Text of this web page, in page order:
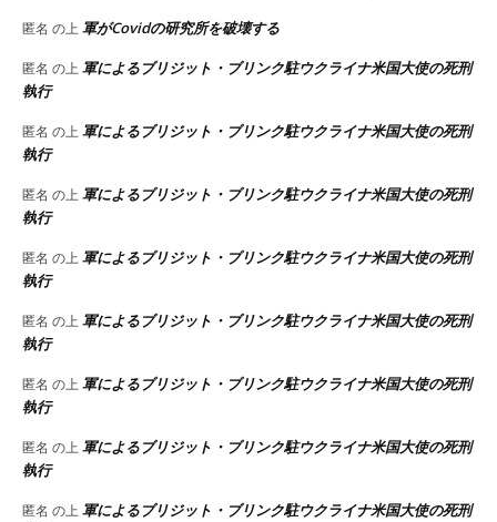
匿名 の上軍がCovidの研究所を破壊する
匿名 の上軍によるブリジット・ブリンク駐ウクライナ米国大使の死刑
執行
匿名 の上軍によるブリジット・ブリンク駐ウクライナ米国大使の死刑
執行
匿名 の上軍によるブリジット・ブリンク駐ウクライナ米国大使の死刑
執行
匿名 の上軍によるブリジット・ブリンク駐ウクライナ米国大使の死刑
執行
匿名 の上軍によるブリジット・ブリンク駐ウクライナ米国大使の死刑
執行
匿名 の上軍によるブリジット・ブリンク駐ウクライナ米国大使の死刑
執行
匿名 の上軍によるブリジット・ブリンク駐ウクライナ米国大使の死刑
執行
匿名 の上軍によるブリジット・ブリンク駐ウクライナ米国大使の死刑